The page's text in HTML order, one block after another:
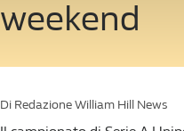
weekend
Di Redazione William Hill News